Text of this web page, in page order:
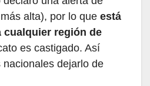
alta), por lo que está
cualquier región de
es castigado. Así
dejarlo de